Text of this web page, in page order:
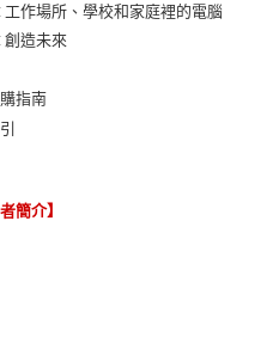
工作場所、學校和家庭裡的電腦
創造未來
指南
簡介】